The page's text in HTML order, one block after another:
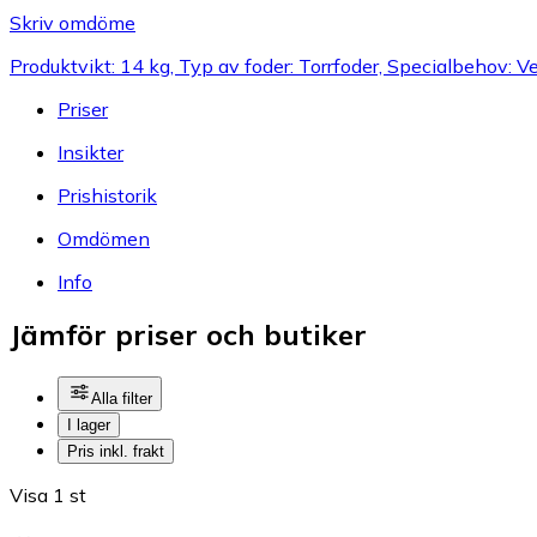
Skriv omdöme
Produktvikt: 14 kg, Typ av foder: Torrfoder, Specialbehov:
Priser
Insikter
Prishistorik
Omdömen
Info
Jämför priser och butiker
Alla filter
I lager
Pris inkl. frakt
Visa 1 st